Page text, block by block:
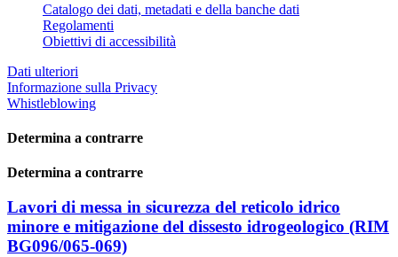
Catalogo dei dati, metadati e della banche dati
Regolamenti
Obiettivi di accessibilità
Dati ulteriori
Informazione sulla Privacy
Whistleblowing
Determina a contrarre
Determina a contrarre
Lavori di messa in sicurezza del reticolo idrico
minore e mitigazione del dissesto idrogeologico (RIM
BG096/065-069)